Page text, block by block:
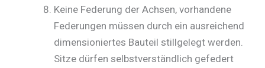
Keine Federung der Achsen, vorhandene
Federungen müssen durch ein ausreichend
dimensioniertes Bauteil stillgelegt werden.
Sitze dürfen selbstverständlich gefedert